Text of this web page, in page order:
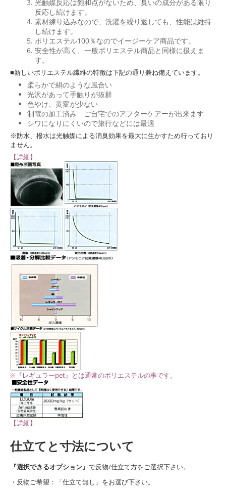
光触媒反応は飽和点がないため、臭いの成分がある限り
反応し続けます。
素材練り込みなので、洗濯を繰り返しても、性能は維持
し続けます。
ポリエステル100％なのでイージーケア商品です。
安全性が高く、一般ポリエステル商品と同様に扱えま
す。
■新しいポリエステル繊維の特徴は下記の通り兼ね備えています。
柔らかで絹のような風合い
光沢があって手触りが抜群
色やけ、黄変が少ない
制電の加工済み ご自宅でのアフターケアーが出来ます
シワになりにくいので旅行などには最適
※防水、撥水は光触媒による消臭効果を最大に生かすため行っており
ません。
【詳細】
※『レギュラーpet』とは通常のポリエステルの事です。
【詳細】
仕立てと寸法について
『選択できるオプション』 で反物/仕立て方をご選択下さい。
・反物ご希望：「仕立て無し」をお選び下さい。